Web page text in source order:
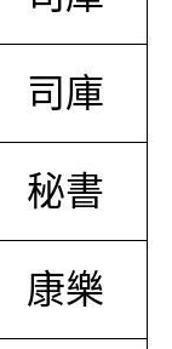
司庫
秘書
康樂